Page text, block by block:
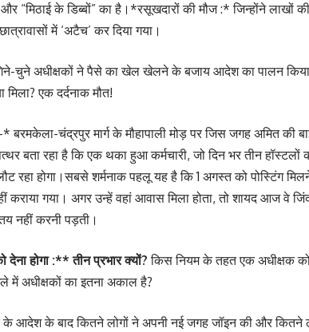
“मिठाई के डिब्बों” का है।*रसूखदारों की मौज :* जिन्होंने लाखों की
में ‘अटैच’ कर दिया गया।
चुने अधीक्षकों ने पैसे का खेल खेलने के बजाय आदेश का पालन किया,
एक दर्दनाक मौत!
बरमकेला-चंद्रपुर मार्ग के मौहापाली मोड़ पर जिस जगह अमित की
बता रहा है कि एक थका हुआ कर्मचारी, जो दिन भर तीन हॉस्टलों
रहा होगा।सबसे शर्मनाक पहलू यह है कि 1 अगस्त को पोस्टिंग
कराया गया। अगर उन्हें वहां आवास मिला होता, तो शायद आज वे
नहीं करनी पड़ती।
होगा :** तीन प्रभार क्यों? किस नियम के तहत एक अधीक्षक
में अधीक्षकों का इतना अकाल है?
के आदेश के बाद कितने लोगों ने अपनी नई जगह जॉइन की और कितने